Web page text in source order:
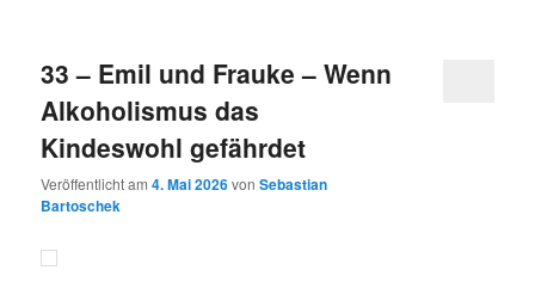
33 – Emil und Frauke – Wenn
Alkoholismus das
Kindeswohl gefährdet
Veröffentlicht am4. Mai 2026vonSebastian
Bartoschek